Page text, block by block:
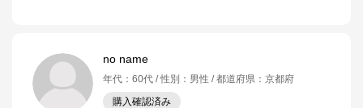
no name
年代 ： 60代 性別 ： 男性 都道府県 ： 京都府
購入確認済み